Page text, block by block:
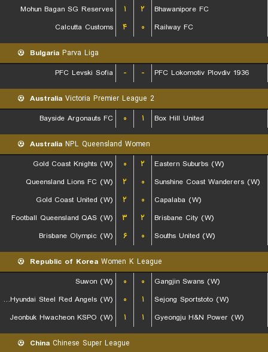
Mohun Bagan SG Reserves
۱ ۲
Bhawanipore FC
Calcutta Customs
۴ ۰ Railway FC
Bulgaria Parva Liga
PFC Levski Sofia
- - PFC Lokomotiv Plovdiv 1936
Australia Victoria Premier League 2
Bayside Argonauts FC
۰ ۱ Box Hill United
Australia NPL Queensland Women
Gold Coast Knights (W)
۰ ۲
Eastern Suburbs (W)
Queensland Lions FC (W)
۲ ۰
Sunshine Coast Wanderers (W)
Gold Coast United (W)
۲ ۰
Capalaba (W)
Football Queensland QAS (W)
۳ ۲
Brisbane City (W)
Brisbane Olympic (W)
۶ ۰ Souths United (W)
Republic of Korea Women K League
Suwon (W)
۰ ۰
Gangjin Swans (W)
Incheon Hyundai Steel Red Angels (W)
۰ ۱
Sejong Sportstoto (W)
Jeonbuk Hwacheon KSPO (W)
۱ ۱ Gyeongju H&N Power (W)
China Chinese Super League